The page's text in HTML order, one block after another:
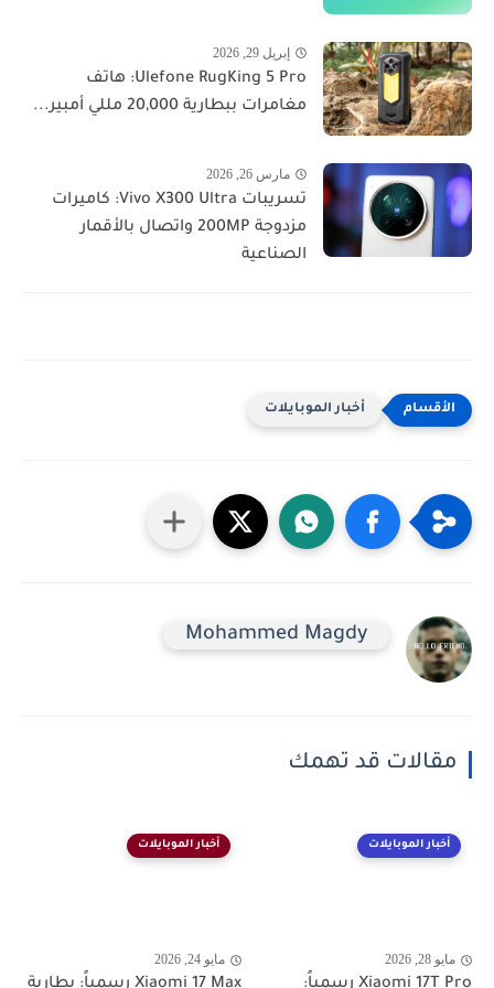
إبريل 29, 2026
Ulefone RugKing 5 Pro: هاتف
مغامرات ببطارية 20,000 مللي أمبير...
مارس 26, 2026
تسريبات Vivo X300 Ultra: كاميرات
مزدوجة 200MP واتصال بالأقمار
الصناعية
أخبار الموبايلات
Mohammed Magdy
مقالات قد تهمك
أخبار الموبايلات
مايو 28, 2026
أخبار الموبايلات
مايو 24, 2026